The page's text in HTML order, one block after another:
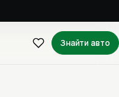
Знайти авто